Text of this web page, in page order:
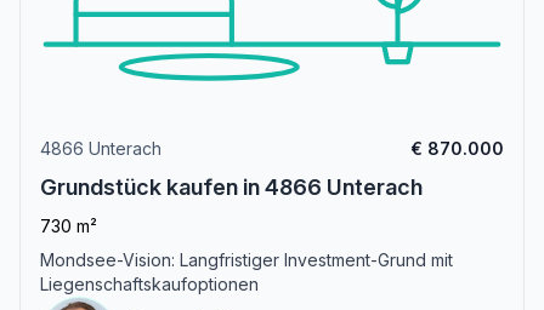
4866 Unterach € 870.000
Grundstück kaufen in 4866 Unterach
730 m²
Mondsee-Vision: Langfristiger Investment-Grund mit
Liegenschaftskaufoptionen